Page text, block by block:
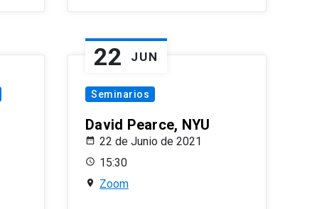
22 JUN
Seminarios
David Pearce, NYU
22 de Junio de 2021
15:30
Zoom